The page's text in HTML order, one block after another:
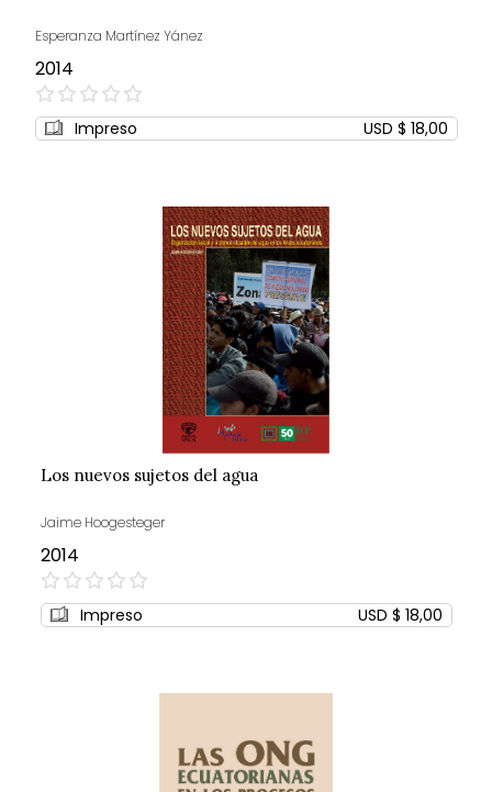
Esperanza Martínez Yánez
2014
0%
Impreso USD $ 18,00
Los nuevos sujetos del agua
Jaime Hoogesteger
2014
0%
Impreso USD $ 18,00